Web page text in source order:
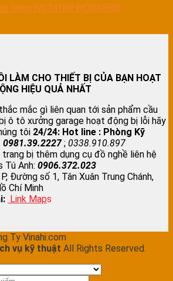
9mm W074169 WORKPRO
LÀM CHO THIẾT BỊ CỦA BẠN HOẠT
HIỆU QUẢ NHẤT
mắc gì liên quan tới sản phẩm cầu
ô tô xưởng garage hoạt động bị lỗi hãy
tôi 24/24: Hot line : Phòng Kỹ
0981.39.2227; 0338.910.897
trang bị thêm dụng cụ đồ nghề liên hệ
Tú Anh: 0906.372.023
Đường số 1, Tân Xuân Trung Chánh,
Chí Minh
Link Maps
Ty Vinahi.com
vụ kỹ thuật All Rights Reserved.